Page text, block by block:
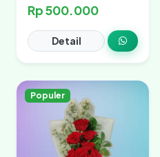
Rp 500.000
Detail
Populer